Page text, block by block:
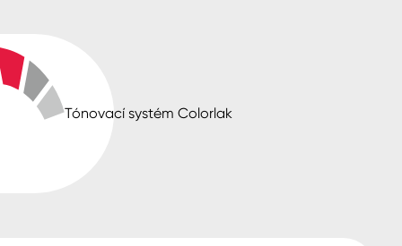
Tónovací systém Colorlak